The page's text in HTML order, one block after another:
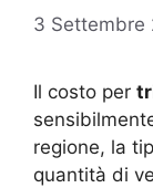
3 Settembre
Il costo per
regione, la
quantità di